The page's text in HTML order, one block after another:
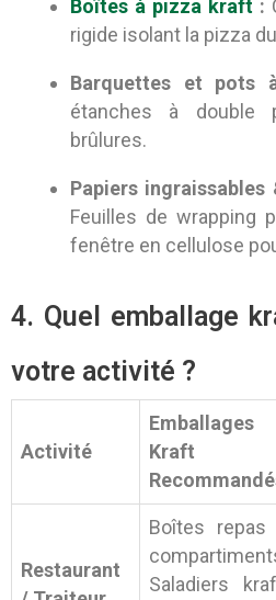
Boîtes à pizza kraft :
rigide isolant la pizza
Barquettes et pots
étanches à double
brûlures.
Papiers
Feuilles de wrapping
fenêtre en cellulose
4. Quel emballage
votre activité ?
Activité
Emballages
Kraft
Restaurant
Boîtes repas
Saladiers